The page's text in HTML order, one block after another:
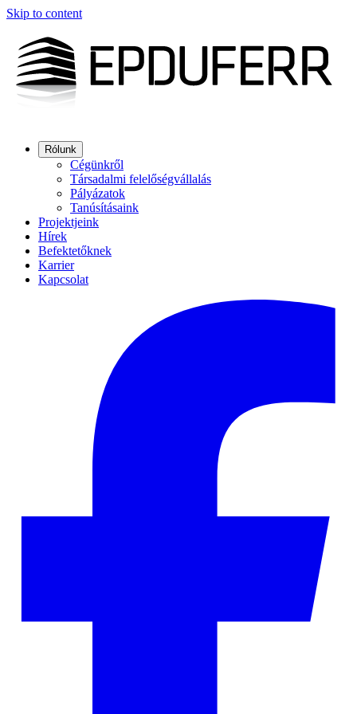
Skip to content
Rólunk
Cégünkről
Társadalmi felelőségvállalás
Pályázatok
Tanúsításaink
Projektjeink
Hírek
Befektetőknek
Karrier
Kapcsolat